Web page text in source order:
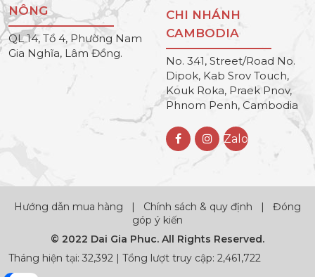
NÔNG
QL 14, Tổ 4, Phường Nam
Gia Nghĩa, Lâm Đồng.
CHI NHÁNH
CAMBODIA
No. 341, Street/Road No.
Dipok, Kab Srov Touch,
Kouk Roka, Praek Pnov,
Phnom Penh, Cambodia
Zalo
Hướng dẫn mua hàng | Chính sách & quy định | Đóng
góp ý kiến
© 2022 Dai Gia Phuc. All Rights Reserved.
Tháng hiện tại: 32,392 | Tổng lượt truy cập: 2,461,722